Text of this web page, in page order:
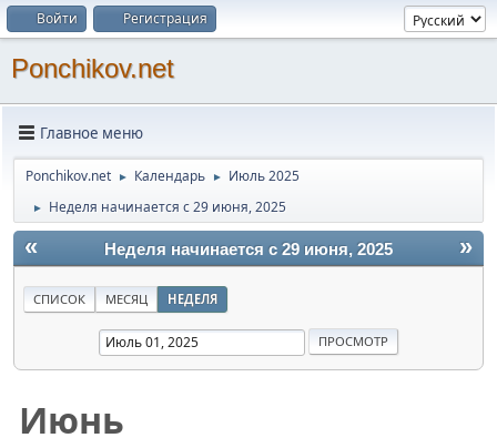
Войти Регистрация
Ponchikov.net
Главное меню
Ponchikov.net ► Календарь ► Июль 2025
► Неделя начинается с 29 июня, 2025
« »
Неделя начинается с 29 июня, 2025
СПИСОК МЕСЯЦ НЕДЕЛЯ
Июнь